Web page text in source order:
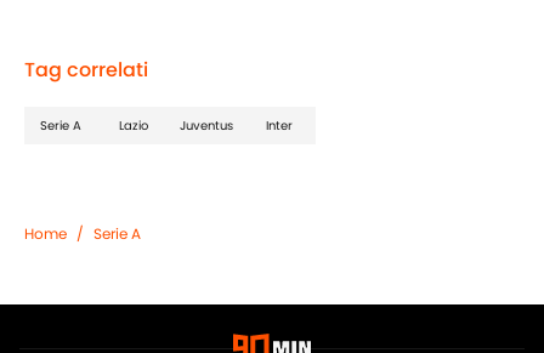
Tag correlati
Serie A Lazio Juventus Inter
Home / Serie A